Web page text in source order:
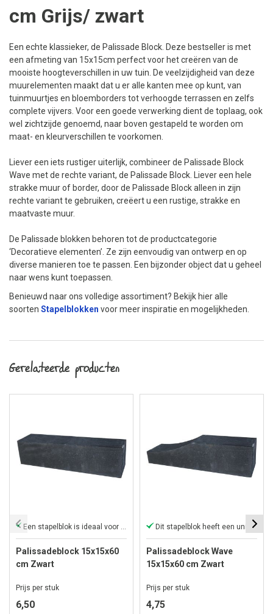
cm Grijs/ zwart
Een echte klassieker, de Palissade Block. Deze bestseller is met
een afmeting van 15x15cm perfect voor het creëren van de
mooiste hoogteverschillen in uw tuin. De veelzijdigheid van deze
muurelementen maakt dat u er alle kanten mee op kunt, van
tuinmuurtjes en bloemborders tot verhoogde terrassen en zelfs
complete vijvers. Voor een goede verwerking dient de toplaag, ook
wel zichtzijde genoemd, naar boven gestapeld te worden om
maat- en kleurverschillen te voorkomen.
Liever een iets rustiger uiterlijk, combineer de Palissade Block
Wave met de rechte variant, de Palissade Block. Liever een hele
strakke muur of border, door de Palissade Block alleen in zijn
rechte variant te gebruiken, creëert u een rustige, strakke en
maatvaste muur.
De Palissade blokken behoren tot de productcategorie
‘Decoratieve elementen’. Ze zijn eenvoudig van ontwerp en op
diverse manieren toe te passen. Een bijzonder object dat u geheel
naar wens kunt toepassen.
Benieuwd naar ons volledige assortiment? Bekijk hier alle
soorten Stapelblokken voor meer inspiratie en mogelijkheden.
Gerelateerde producten
Een stapelblok is ideaal voor hoogteverschillen
Palissadeblock 15x15x60
cm Zwart
Prijs per stuk
6,50
Dit stapelblok heeft een unieke vorm
Palissadeblock Wave
15x15x60 cm Zwart
Prijs per stuk
4,75